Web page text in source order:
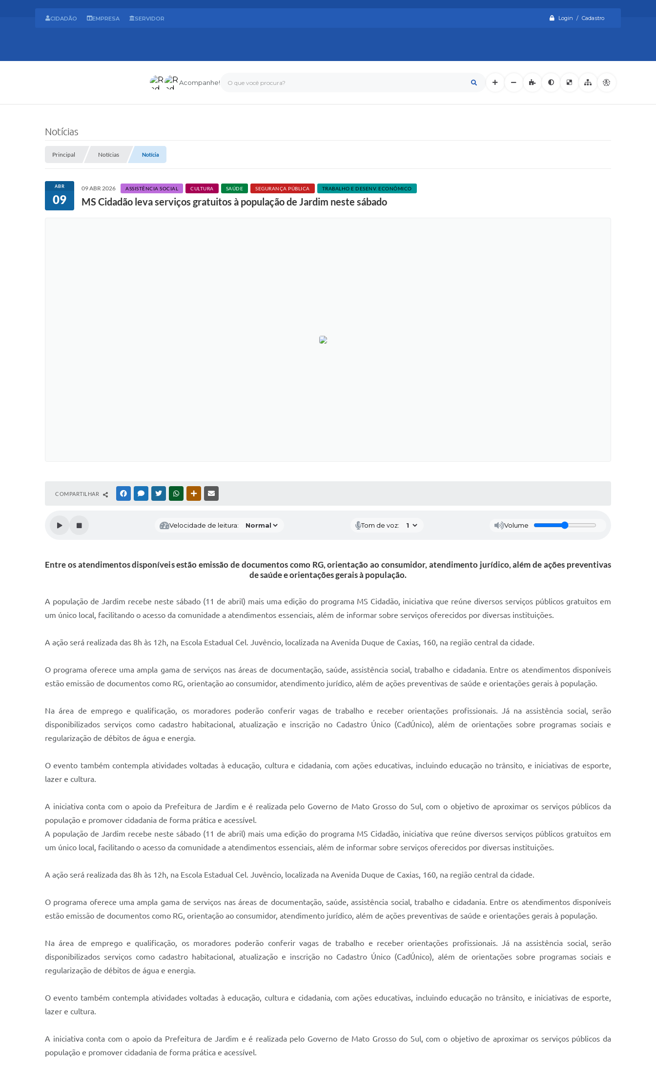
Login / Cadastro
O que você procura?
Acompanhe!
CIDADÃO EMPRESA SERVIDOR
Notícias
Principal Notícias Notícia
ABR
09
09 ABR 2026 ASSISTÊNCIA SOCIAL CULTURA SAÚDE SEGURANÇA PÚBLICA TRABALHO E DESENV. ECONÔMICO
MS Cidadão leva serviços gratuitos à população de Jardim neste sábado
COMPARTILHAR FACEBOOKMESSENGER
TWITTERWHATSAPPOUTRAS MÍDIAS
Velocidade de leitura: Tom de voz: Volume
Entre os atendimentos disponíveis estão emissão de documentos como RG, orientação ao consumidor, atendimento jurídico, além de ações preventivas
de saúde e orientações gerais à população.
A população de Jardim recebe neste sábado (11 de abril) mais uma edição do programa MS Cidadão, iniciativa que reúne diversos serviços públicos gratuitos em
um único local, facilitando o acesso da comunidade a atendimentos essenciais, além de informar sobre serviços oferecidos por diversas instituições.
A ação será realizada das 8h às 12h, na Escola Estadual Cel. Juvêncio, localizada na Avenida Duque de Caxias, 160, na região central da cidade.
O programa oferece uma ampla gama de serviços nas áreas de documentação, saúde, assistência social, trabalho e cidadania. Entre os atendimentos disponíveis
estão emissão de documentos como RG, orientação ao consumidor, atendimento jurídico, além de ações preventivas de saúde e orientações gerais à população.
Na área de emprego e qualificação, os moradores poderão conferir vagas de trabalho e receber orientações profissionais. Já na assistência social, serão
disponibilizados serviços como cadastro habitacional, atualização e inscrição no Cadastro Único (CadÚnico), além de orientações sobre programas sociais e
regularização de débitos de água e energia.
O evento também contempla atividades voltadas à educação, cultura e cidadania, com ações educativas, incluindo educação no trânsito, e iniciativas de esporte,
lazer e cultura.
A iniciativa conta com o apoio da Prefeitura de Jardim e é realizada pelo Governo de Mato Grosso do Sul, com o objetivo de aproximar os serviços públicos da
população e promover cidadania de forma prática e acessível.
A população de Jardim recebe neste sábado (11 de abril) mais uma edição do programa MS Cidadão, iniciativa que reúne diversos serviços públicos gratuitos em
um único local, facilitando o acesso da comunidade a atendimentos essenciais, além de informar sobre serviços oferecidos por diversas instituições.
A ação será realizada das 8h às 12h, na Escola Estadual Cel. Juvêncio, localizada na Avenida Duque de Caxias, 160, na região central da cidade.
O programa oferece uma ampla gama de serviços nas áreas de documentação, saúde, assistência social, trabalho e cidadania. Entre os atendimentos disponíveis
estão emissão de documentos como RG, orientação ao consumidor, atendimento jurídico, além de ações preventivas de saúde e orientações gerais à população.
Na área de emprego e qualificação, os moradores poderão conferir vagas de trabalho e receber orientações profissionais. Já na assistência social, serão
disponibilizados serviços como cadastro habitacional, atualização e inscrição no Cadastro Único (CadÚnico), além de orientações sobre programas sociais e
regularização de débitos de água e energia.
O evento também contempla atividades voltadas à educação, cultura e cidadania, com ações educativas, incluindo educação no trânsito, e iniciativas de esporte,
lazer e cultura.
A iniciativa conta com o apoio da Prefeitura de Jardim e é realizada pelo Governo de Mato Grosso do Sul, com o objetivo de aproximar os serviços públicos da
população e promover cidadania de forma prática e acessível.